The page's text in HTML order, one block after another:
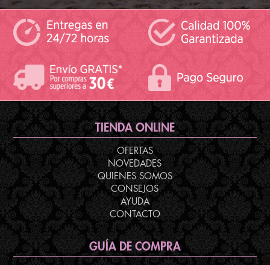
TIENDA ONLINE
OFERTAS
NOVEDADES
QUIENES SOMOS
CONSEJOS
AYUDA
CONTACTO
GUÍA DE COMPRA